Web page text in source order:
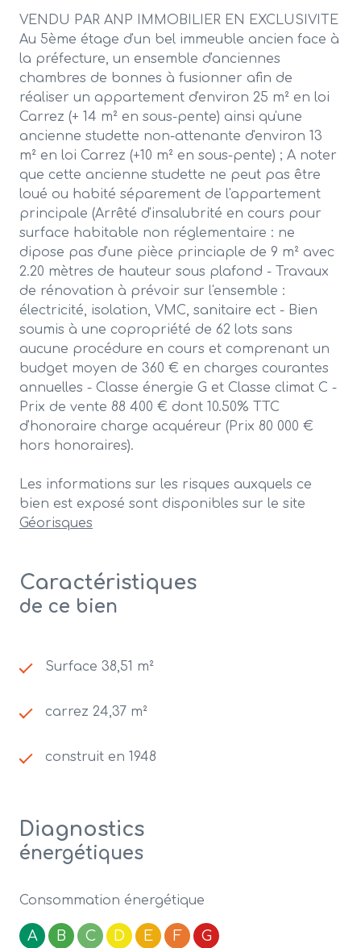
VENDU PAR ANP IMMOBILIER EN EXCLUSIVITE
Au 5ème étage d'un bel immeuble ancien face à
la préfecture, un ensemble d'anciennes
chambres de bonnes à fusionner afin de
réaliser un appartement d'environ 25 m² en loi
Carrez (+ 14 m² en sous-pente) ainsi qu'une
ancienne studette non-attenante d'environ 13
m² en loi Carrez (+10 m² en sous-pente) ; A noter
que cette ancienne studette ne peut pas être
loué ou habité séparement de l'appartement
principale (Arrêté d'insalubrité en cours pour
surface habitable non réglementaire : ne
dipose pas d'une pièce princiaple de 9 m² avec
2.20 mètres de hauteur sous plafond - Travaux
de rénovation à prévoir sur l'ensemble :
électricité, isolation, VMC, sanitaire ect - Bien
soumis à une copropriété de 62 lots sans
aucune procédure en cours et comprenant un
budget moyen de 360 € en charges courantes
annuelles - Classe énergie G et Classe climat C -
Prix de vente 88 400 € dont 10.50% TTC
d'honoraire charge acquéreur (Prix 80 000 €
hors honoraires).
Les informations sur les risques auxquels ce
bien est exposé sont disponibles sur le site
Géorisques
Caractéristiques
de ce bien
Surface 38,51 m²
carrez 24,37 m²
construit en 1948
Diagnostics
énergétiques
Consommation énergétique
A B C D E F G